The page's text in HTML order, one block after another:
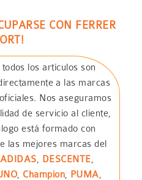
CON FERRER
todos los artículos son
a las marcas
Nos aseguramos
de servicio al cliente,
está formado con
las mejores marcas del
ADIDAS, DESCENTE,
, Champion, PUMA,